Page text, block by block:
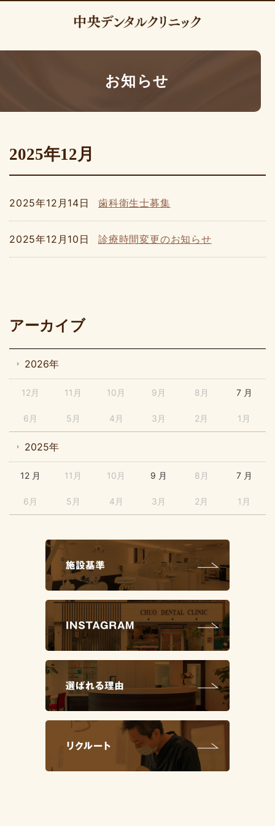
お知らせ
2025年12月
歯科衛生士募集
2025年12月14日
診療時間変更のお知らせ
2025年12月10日
アーカイブ
2026年
12月 11月 10月 9月 8月 7 月
6月 5月 4月 3月 2月 1月
2025年
12 月 11月 10月 9 月 8月 7 月
6月 5月 4月 3月 2月 1月